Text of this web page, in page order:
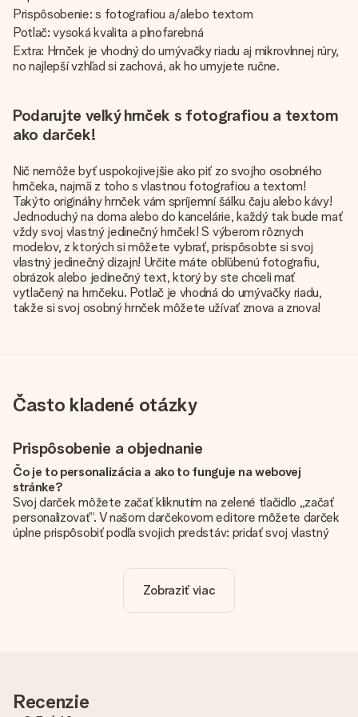
Prispôsobenie: s fotografiou a/alebo textom
Potlač: vysoká kvalita a plnofarebná
Extra: Hrnček je vhodný do umývačky riadu aj mikrovlnnej rúry,
no najlepší vzhľad si zachová, ak ho umyjete ručne.
Podarujte veľký hrnček s fotografiou a textom
ako darček!
Nič nemôže byť uspokojivejšie ako piť zo svojho osobného
hrnčeka, najmä z toho s vlastnou fotografiou a textom!
Takýto originálny hrnček vám spríjemní šálku čaju alebo kávy!
Jednoduchý na doma alebo do kancelárie, každý tak bude mať
vždy svoj vlastný jedinečný hrnček! S výberom rôznych
modelov, z ktorých si môžete vybrať, prispôsobte si svoj
vlastný jedinečný dizajn! Určite máte obľúbenú fotografiu,
obrázok alebo jedinečný text, ktorý by ste chceli mať
vytlačený na hrnčeku. Potlač je vhodná do umývačky riadu,
takže si svoj osobný hrnček môžete užívať znova a znova!
Často kladené otázky
Prispôsobenie a objednanie
Čo je to personalizácia a ako to funguje na webovej
stránke?
Svoj darček môžete začať kliknutím na zelené tlačidlo „začať
personalizovať“. V našom darčekovom editore môžete darček
úplne prispôsobiť podľa svojich predstáv: pridať svoj vlastný
Je personalizácia zahrnutá v cene?
Cena uvedená na webovej stránke zahŕňa personalizáciu Vášho
ste istí kvalitou obrázka, kontaktujte náš tím služieb
Zobraziť viac
Recenzie